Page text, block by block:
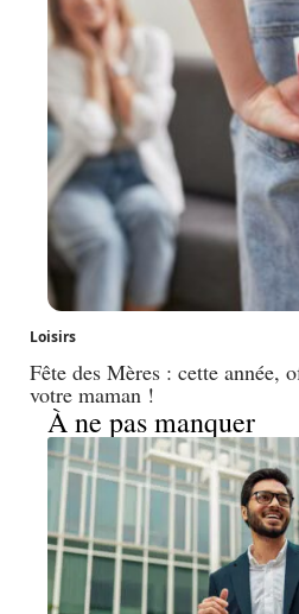
Loisirs
Fête des Mères : cette année,
votre maman !
À ne pas manquer